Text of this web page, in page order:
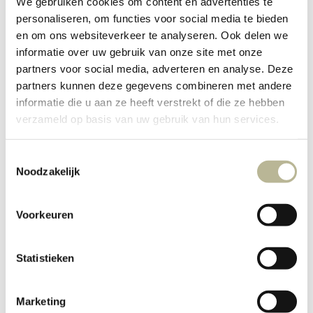
personaliseren, om functies voor social media te bieden
en om ons websiteverkeer te analyseren. Ook delen we
informatie over uw gebruik van onze site met onze
partners voor social media, adverteren en analyse. Deze
partners kunnen deze gegevens combineren met andere
informatie die u aan ze heeft verstrekt of die ze hebben
verzameld op basis van uw gebruik van hun services.
Noodzakelijk
Voorkeuren
Statistieken
Marketing
toilet
van tegelwerk en sanitair. De grote badkamer
heeft als eyecatcher de…
Hotel
badkamer